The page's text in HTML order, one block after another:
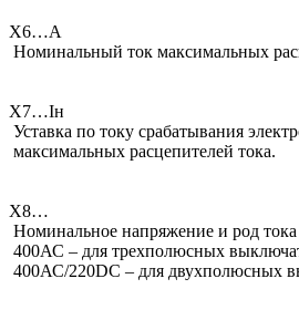
Х6…А
Номинальный ток максимальных
Х7…Iн
Уставка по току срабатывания
максимальных расцепителей тока.
Х8…
Номинальное напряжение и род
400АС – для трехполюсных
400АС/220DC – для двухполюсных